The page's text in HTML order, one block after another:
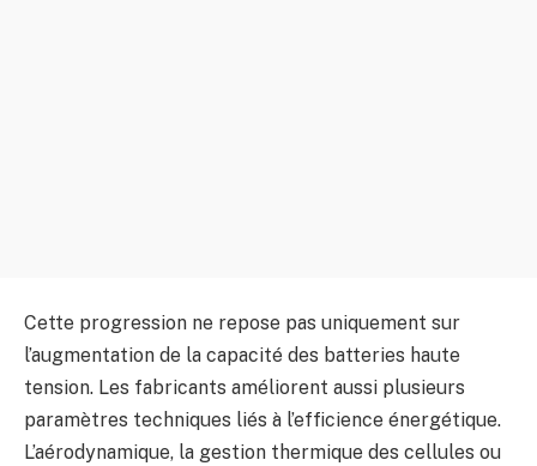
Cette progression ne repose pas uniquement sur
l’augmentation de la capacité des batteries haute
tension. Les fabricants améliorent aussi plusieurs
paramètres techniques liés à l’efficience énergétique.
L’aérodynamique, la gestion thermique des cellules ou